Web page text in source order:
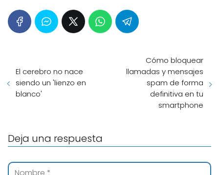
El cerebro no nace
siendo un 'lienzo en
blanco'
Cómo bloquear
llamadas y mensajes
spam de forma
definitiva en tu
smartphone
Deja una respuesta